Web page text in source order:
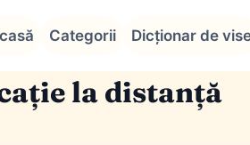
Categorii Dicționar de
la distanță